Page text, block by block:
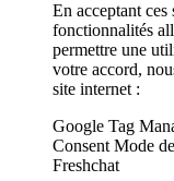
En acceptant
fonctionnalités
permettre une
votre accord,
site internet :
Google Tag
Consent Mode
Freshchat